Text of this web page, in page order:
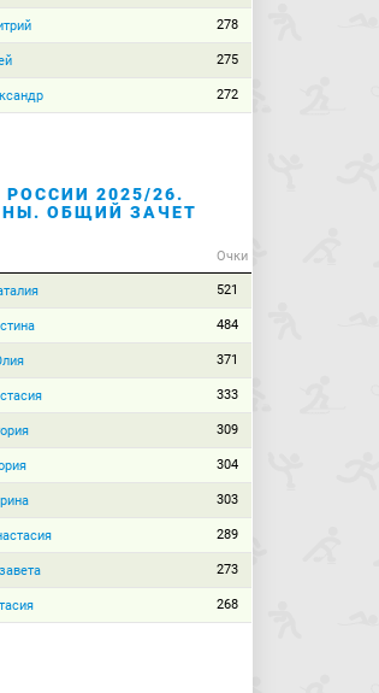
278
275
272
РОССИИ 2025/26.
ОБЩИЙ ЗАЧЕТ
Очки
521
484
371
333
309
304
303
289
273
268